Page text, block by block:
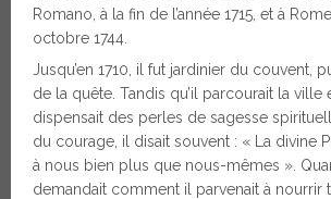
Romano, à la fin de l’année 1715, et à
octobre 1744.
Jusqu’en 1710, il fut jardinier du couvent,
de la quête. Tandis qu’il parcourait la ville
dispensait des perles de sagesse
du courage, il disait souvent : « La divine
à nous bien plus que nous-mêmes ».
demandait comment il parvenait à nourrir